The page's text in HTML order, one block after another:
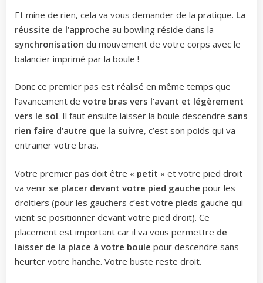
Et mine de rien, cela va vous demander de la pratique. La
réussite de l’approche au bowling réside dans la
synchronisation du mouvement de votre corps avec le
balancier imprimé par la boule !
Donc ce premier pas est réalisé en même temps que
l’avancement de votre bras vers l’avant et légèrement
vers le sol. Il faut ensuite laisser la boule descendre sans
rien faire d’autre que la suivre, c’est son poids qui va
entrainer votre bras.
Votre premier pas doit être « petit » et votre pied droit
va venir se placer devant votre pied gauche pour les
droitiers (pour les gauchers c’est votre pieds gauche qui
vient se positionner devant votre pied droit). Ce
placement est important car il va vous permettre de
laisser de la place à votre boule pour descendre sans
heurter votre hanche. Votre buste reste droit.